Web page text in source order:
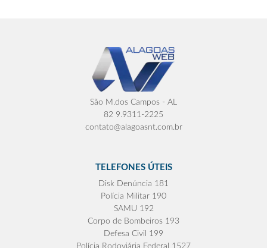
São M.dos Campos - AL
82 9.9311-2225
contato@alagoasnt.com.br
TELEFONES ÚTEIS
Disk Denúncia 181
Polícia Militar 190
SAMU 192
Corpo de Bombeiros 193
Defesa Civil 199